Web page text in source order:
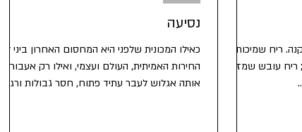
ריח שמיכות
עובש שמזמן
נסיעה
כאילו המכונית שלפני היא המחסום האחרון ביני לבין
החירות האמיתית, העולם ועצמי, ואילו רק אעבור
אותה אגלוש לעבר עתיד פתוח, חסר גבולות ורגוע.